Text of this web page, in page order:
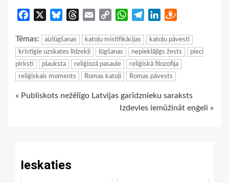
Facebook BlueskyThreads
Email
Copy
WhatsApp
TelegramLinkedIn
Tēmas: aizlūgšanas katoļu mistifikācijas
katoļu pāvesti
kristīgie uzskates līdzekļi
lūgšanas nepieklājīgs žests
pieci
pirksti
plauksta reliģiozā pasaule
reliģiskā filozofija
reliģiskais moments
Romas katoļi Romas pāvests
Continue
« Publiskots nežēlīgo Latvijas garīdznieku saraksts
Izdevies iemūžināt eņģeli »
Ieskaties